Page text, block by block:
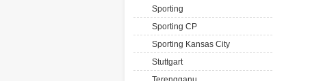
Sporting
Sporting CP
Sporting Kansas City
Stuttgart